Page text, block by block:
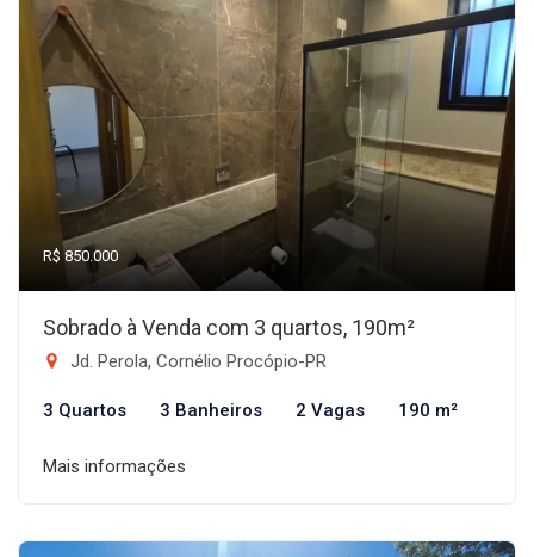
R$ 850.000
Sobrado à Venda com 3 quartos, 190m²
Jd. Perola, Cornélio Procópio-PR
3 Quartos 3 Banheiros 2 Vagas 190 m²
Mais informações